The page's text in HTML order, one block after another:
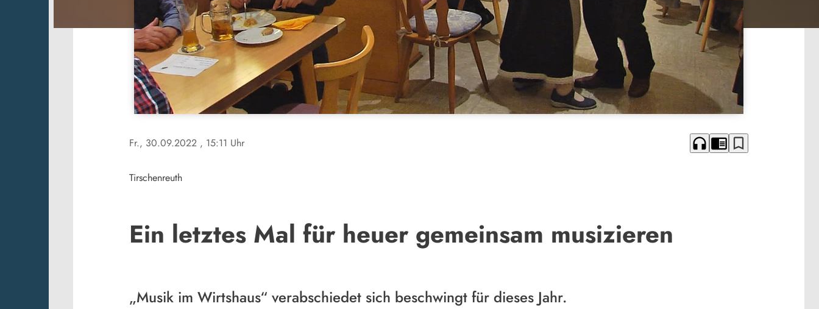
Fr., 30.09.2022 , 15:11 Uhr headphones chrome_reader_mode bookmark_border
Tirschenreuth
Ein letztes Mal für heuer gemeinsam musizieren
„Musik im Wirtshaus“ verabschiedet sich beschwingt für dieses Jahr.